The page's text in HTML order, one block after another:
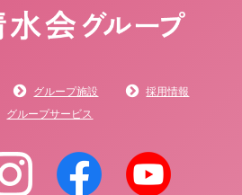
グループ施設
採用情報
グループサービス